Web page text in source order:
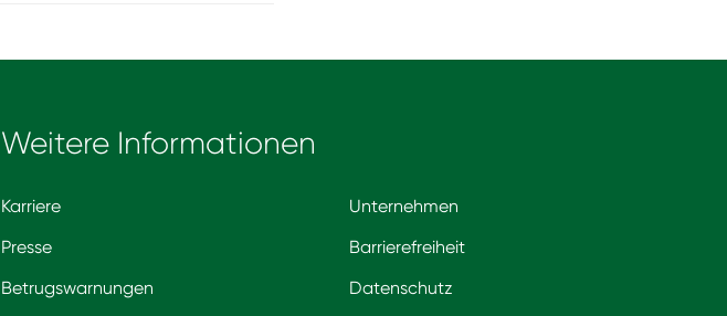
Weitere Informationen
Karriere
Unternehmen
Presse
Barrierefreiheit
Betrugswarnungen
Datenschutz